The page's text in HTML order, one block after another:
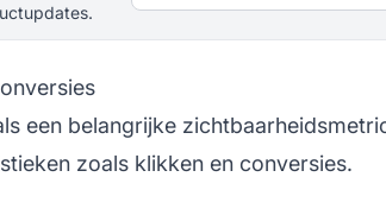
een belangrijke
zoals klikken en conversies.